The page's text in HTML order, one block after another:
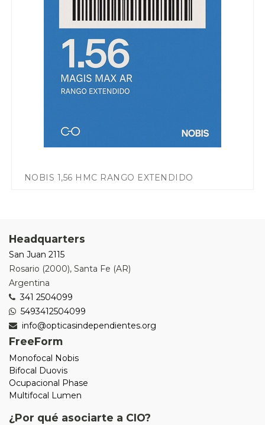
NOBIS 1,56 HMC RANGO EXTENDIDO
Headquarters
San Juan 2115
Rosario (2000), Santa Fe (AR)
Argentina
341 2504099
5493412504099
info@opticasindependientes.org
FreeForm
Monofocal Nobis
Bifocal Duovis
Ocupacional Phase
Multifocal Lumen
¿Por qué asociarte a CIO?